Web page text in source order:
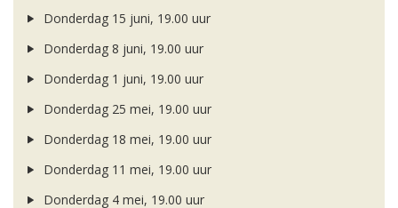
Donderdag 15 juni, 19.00 uur
Donderdag 8 juni, 19.00 uur
Donderdag 1 juni, 19.00 uur
Donderdag 25 mei, 19.00 uur
Donderdag 18 mei, 19.00 uur
Donderdag 11 mei, 19.00 uur
Donderdag 4 mei, 19.00 uur